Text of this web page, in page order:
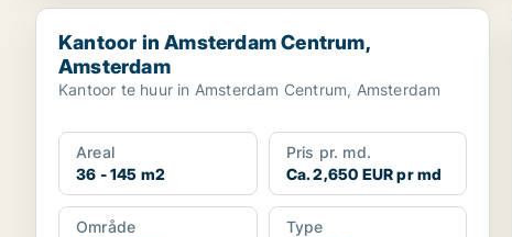
Kantoor in Amsterdam Centrum, Amsterdam
Kantoor in Amsterdam Centrum,
Amsterdam
Kantoor te huur in Amsterdam Centrum, Amsterdam
Areal
36 - 145 m2
Pris pr. md.
Ca. 2,650 EUR pr md
Område
Type